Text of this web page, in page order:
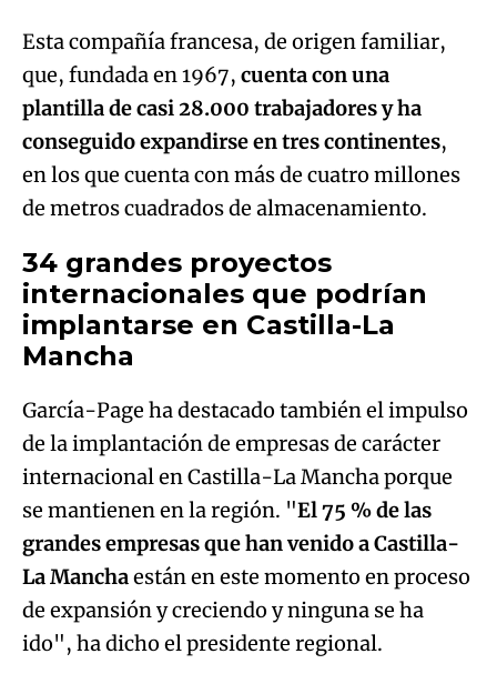
Esta compañía francesa, de origen familiar,
que, fundada en 1967, cuenta con una
plantilla de casi 28.000 trabajadores y ha
conseguido expandirse en tres continentes,
en los que cuenta con más de cuatro millones
de metros cuadrados de almacenamiento.
34 grandes proyectos
internacionales que podrían
implantarse en Castilla-La
Mancha
García-Page ha destacado también el impulso
de la implantación de empresas de carácter
internacional en Castilla-La Mancha porque
se mantienen en la región. "El 75 % de las
grandes empresas que han venido a Castilla-
La Manchaestán en este momento en proceso
de expansión y creciendo y ninguna se ha
ido", ha dicho el presidente regional.